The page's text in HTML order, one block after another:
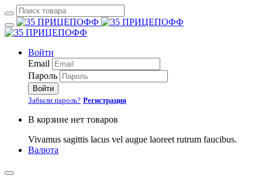
Войти
Email
Пароль
Войти
Забыли пароль? Регистрация
В корзине нет товаров
Vivamus sagittis lacus vel augue laoreet rutrum faucibus.
Валюта